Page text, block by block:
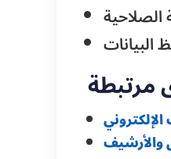
البيانات
والأرشيف